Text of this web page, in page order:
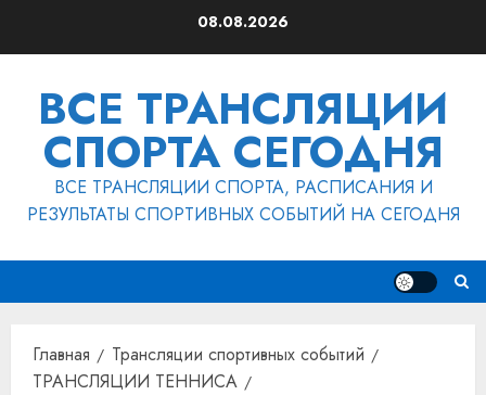
08.08.2026
ВСЕ ТРАНСЛЯЦИИ
СПОРТА СЕГОДНЯ
ВСЕ ТРАНСЛЯЦИИ СПОРТА, РАСПИСАНИЯ И
РЕЗУЛЬТАТЫ СПОРТИВНЫХ СОБЫТИЙ НА СЕГОДНЯ
Главная
Трансляции спортивных событий
ТРАНСЛЯЦИИ ТЕННИСА